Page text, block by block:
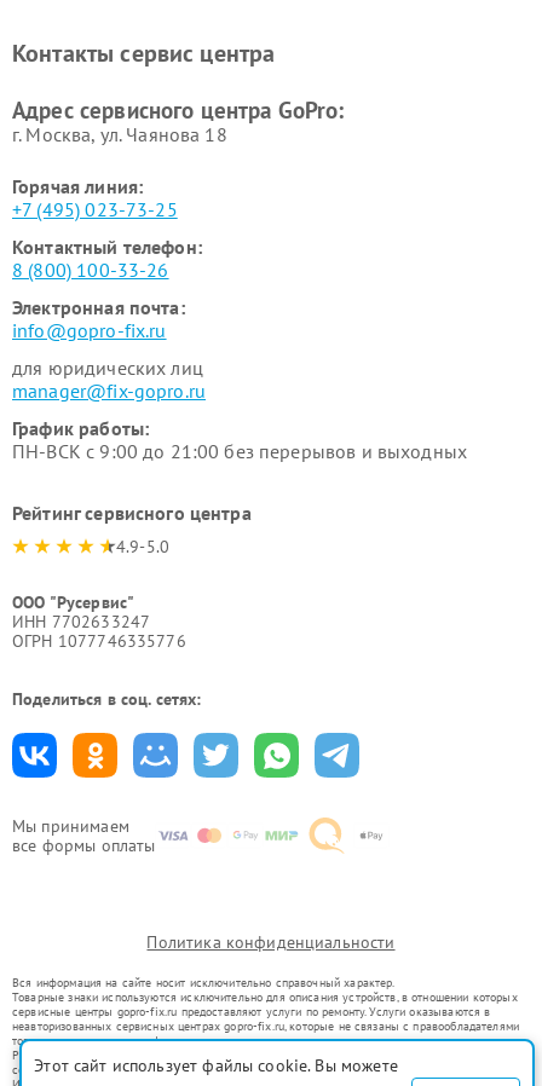
Мы принимаем
все формы оплаты
Контакты сервис центра
Адрес сервисного центра GoPro:
г. Москва, ул. Чаянова 18
Горячая линия:
+7 (495) 023-73-25
Контактный телефон:
8 (800) 100-33-26
Электронная почта:
info@gopro-fix.ru
для юридических лиц
manager@fix-gopro.ru
График работы:
ПН-ВСК с 9:00 до 21:00 без перерывов и выходных
Рейтинг сервисного центра
4.9-5.0
ООО "Русервис"
ИНН 7702633247
ОГРН 1077746335776
Поделиться в соц. сетях:
Политика конфиденциальности
Вся информация на сайте носит исключительно справочный характер.
Товарные знаки используются исключительно для описания устройств, в отношении которых
сервисные центры gopro-fix.ru предоставляют услуги по ремонту. Услуги оказываются в
неавторизованных сервисных центрах gopro-fix.ru, которые не связаны с правообладателями
товарных знаков или их официальными представителями.
Ремонт осуществляется для устройств, уже введенных в гражданский оборот в соответствии
со статьей 1487 ГК РФ.
Этот сайт использует файлы cookie. Вы можете